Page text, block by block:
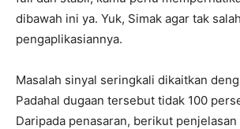
dibawah ini ya. Yuk, Simak agar tak
pengaplikasiannya.
Masalah sinyal seringkali dikaitkan
Padahal dugaan tersebut tidak 100
Daripada penasaran, berikut